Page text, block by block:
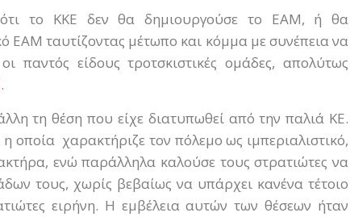
το ΚΚΕ δεν θα δημιουργούσε το ΕΑΜ, ή θα
ΕΑΜ ταυτίζοντας μέτωπο και κόμμα με συνέπεια να
παντός είδους τροτσκιστικές ομάδες, απολύτως
.
τη θέση που είχε διατυπωθεί από την παλιά ΚΕ.
οποία χαρακτήριζε τον πόλεμο ως ιμπεριαλιστικό,
ενώ παράλληλα καλούσε τους στρατιώτες να
τους, χωρίς βεβαίως να υπάρχει κανένα τέτοιο
ειρήνη. Η εμβέλεια αυτών των θέσεων ήταν